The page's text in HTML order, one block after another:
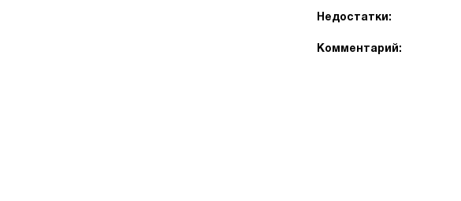
Недостатки:
Комментарий: